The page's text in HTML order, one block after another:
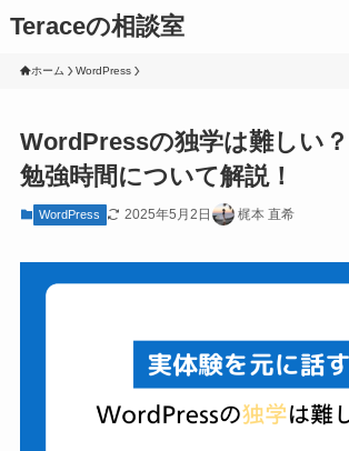
Teraceの相談室
ホーム WordPress
WordPressの独学は難しい
勉強時間について解説！
WordPress 2025年5月2日 梶本 直希